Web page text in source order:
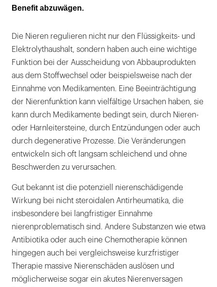
Benefit abzuwägen.
Die Nieren regulieren nicht nur den Flüssigkeits- und
Elektrolythaushalt, sondern haben auch eine wichtige
Funktion bei der Ausscheidung von Abbauprodukten
aus dem Stoffwechsel oder beispielsweise nach der
Einnahme von Medikamenten. Eine Beeinträchtigung
der Nierenfunktion kann vielfältige Ursachen haben, sie
kann durch Medikamente bedingt sein, durch Nieren-
oder Harnleitersteine, durch Entzündungen oder auch
durch degenerative Prozesse. Die Veränderungen
entwickeln sich oft langsam schleichend und ohne
Beschwerden zu verursachen.
Gut bekannt ist die potenziell nierenschädigende
Wirkung bei nicht steroidalen Antirheumatika, die
insbesondere bei langfristiger Einnahme
nierenproblematisch sind. Andere Substanzen wie etwa
Antibiotika oder auch eine Chemotherapie können
hingegen auch bei vergleichsweise kurzfristiger
Therapie massive Nierenschäden auslösen und
möglicherweise sogar ein akutes Nierenversagen